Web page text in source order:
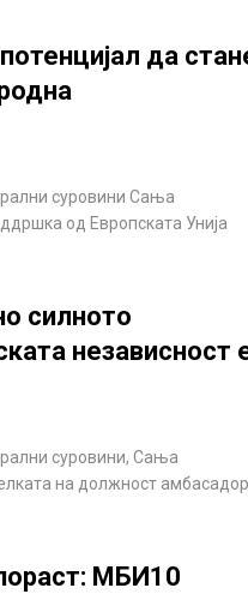
да
суровини Сања
од Европската Унија
силното
независност
суровини, Сања
на должност амбасадор
МБИ10